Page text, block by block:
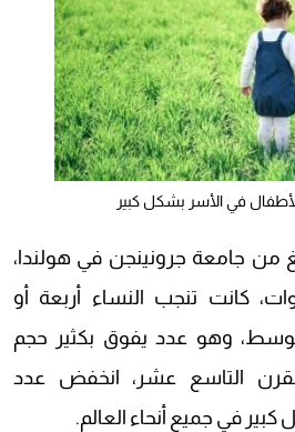
في الأسر بشكل كبير
من جامعة جرونينجن في هولندا،
كانت تنجب النساء أربعة أو
وهو عدد يفوق بكثير حجم
القرن التاسع عشر، انخفض عدد
في جميع أنحاء العالم.